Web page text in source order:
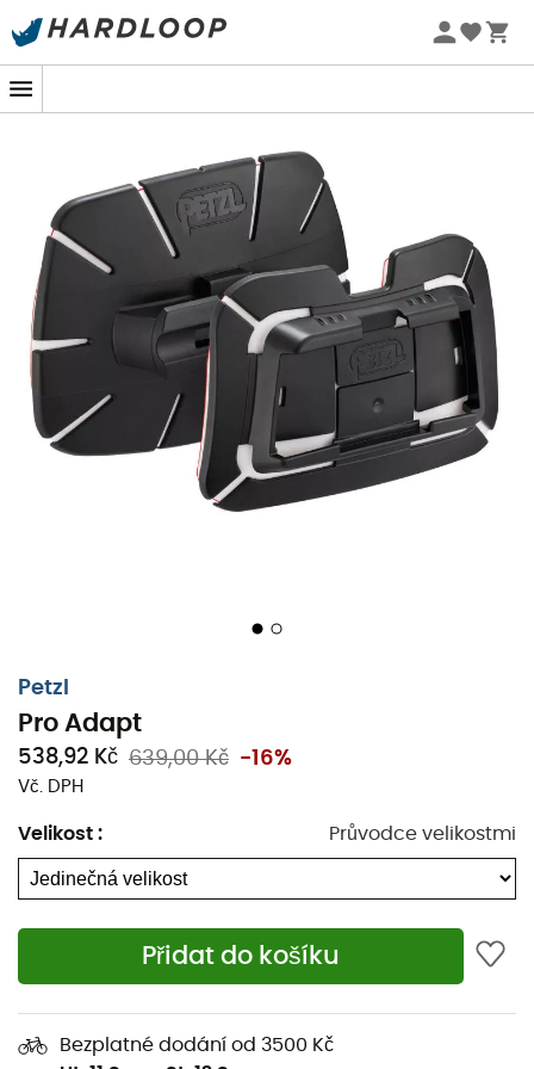
Letní akce 🔥 -5 % EXTRA při nákupu 2 produktů* s kódem
Petzl
Pro Adapt
538,92 Kč 639,00 Kč -16%
Vč. DPH
Velikost : Průvodce velikostmi
Přidat do košíku
Bezplatné dodání od 3500 Kč
Zajistěteodolné upevněnívaší lampy nahelmudíky
upevňovacímu systémuPro Adapt. Skládá se ze dvou
lepicích částí navržených tak, abyodolávaly nárazům